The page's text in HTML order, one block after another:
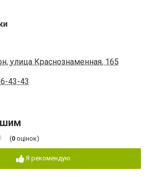
улица Краснознаменная, 165
43-43
(0 оцінок)
Я рекомендую